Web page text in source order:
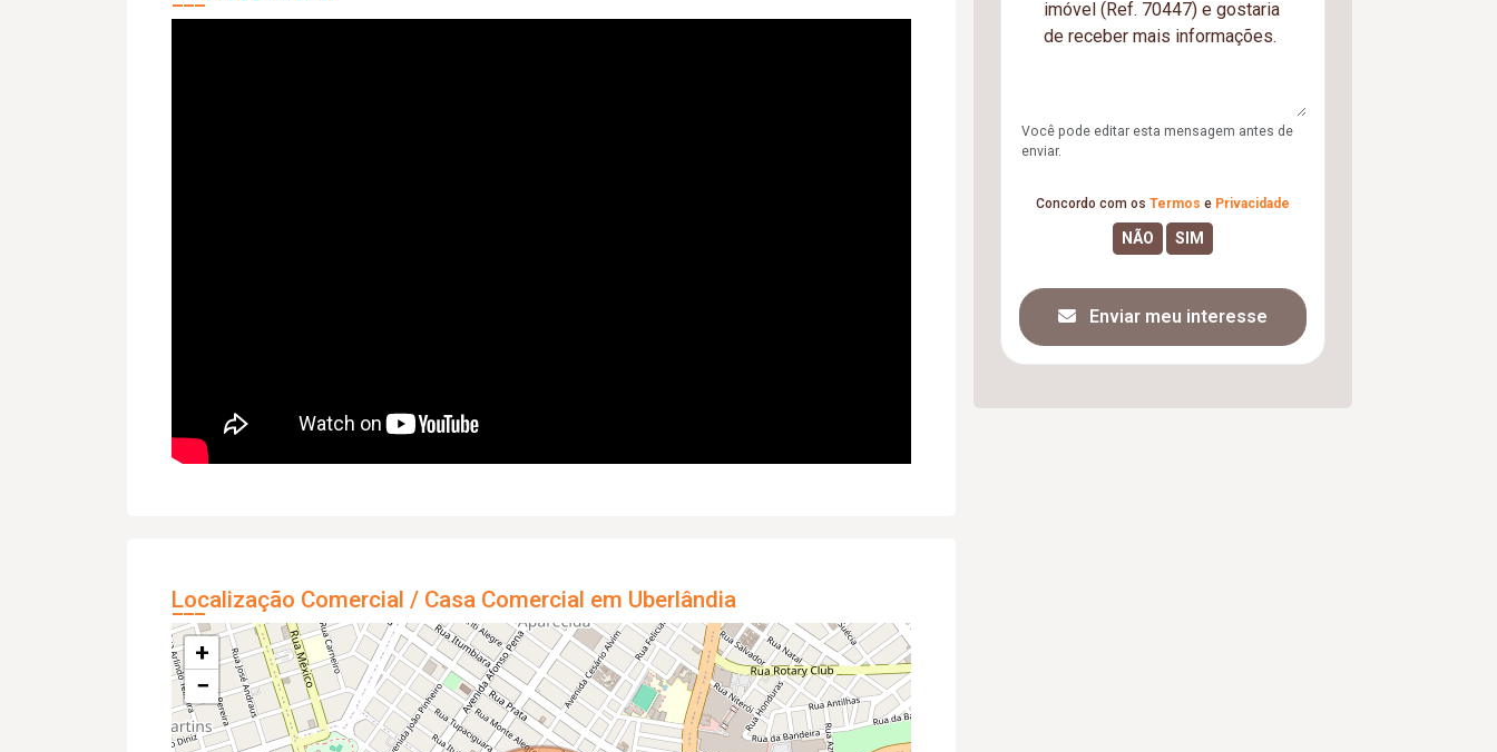
Localização Comercial / Casa Comercial em Uberlândia
+
−
Você pode editar esta mensagem antes de
enviar.
Concordo com os Termos e Privacidade
Enviar meu interesse